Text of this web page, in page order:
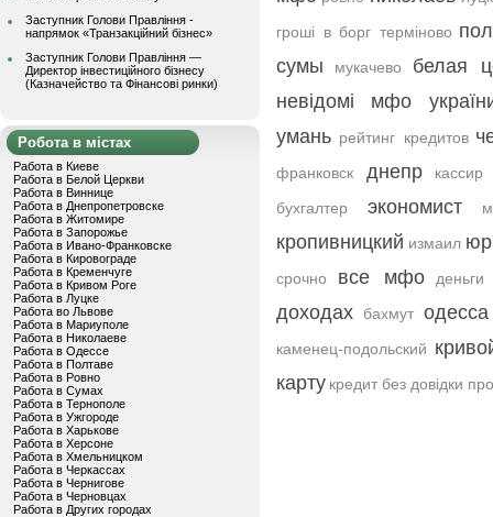
Заступник Голови Правління -
напрямок «Транзакційний бізнес»
Заступник Голови Правління —
Директор інвестиційного бізнесу
(Казначейство та Фінансові ринки)
Робота в містах
Работа в Киеве
Работа в Белой Церкви
Работа в Виннице
Работа в Днепропетровске
Работа в Житомире
Работа в Запорожье
Работа в Ивано-Франковске
Работа в Кировограде
Работа в Кременчуге
Работа в Кривом Роге
Работа в Луцке
Работа во Львове
Работа в Мариуполе
Работа в Николаеве
Работа в Одессе
Работа в Полтаве
Работа в Ровно
Работа в Сумах
Работа в Тернополе
Работа в Ужгороде
Работа в Харькове
Работа в Херсоне
Работа в Хмельницком
Работа в Черкассах
Работа в Чернигове
Работа в Черновцах
Работа в Других городах
гроші в борг терміново
сумы
мукачево
белая
невідомі мфо
умань рейтинг кредитов
франковск днепр
кассир
бухгалтер
экономист
кропивницкий измаил
срочно все мфо
доходах бахмут одесса
каменец-подольский
карту кредит без довідки